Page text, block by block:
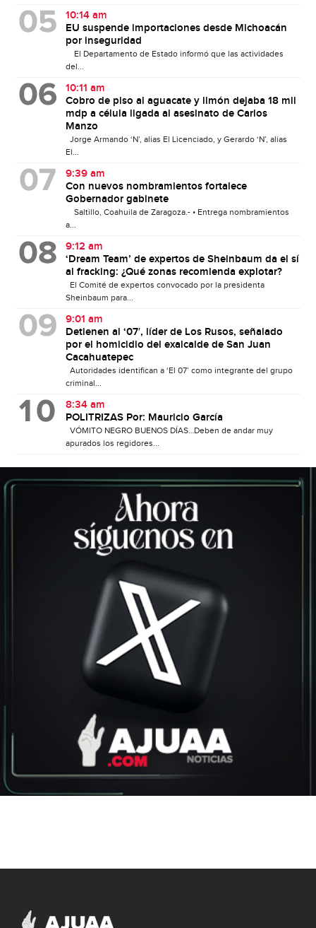
10:14 am
EU suspende importaciones desde Michoacán
por inseguridad
El Departamento de Estado informó que las actividades
del...
10:11 am
Cobro de piso al aguacate y limón dejaba 18 mil
mdp a célula ligada al asesinato de Carlos
Manzo
Jorge Armando ‘N’, alias El Licenciado, y Gerardo ‘N’, alias
El...
9:39 am
Con nuevos nombramientos fortalece
Gobernador gabinete
Saltillo, Coahuila de Zaragoza.- • Entrega nombramientos
a...
9:12 am
‘Dream Team’ de expertos de Sheinbaum da el sí
al fracking: ¿Qué zonas recomienda explotar?
El Comité de expertos convocado por la presidenta
Sheinbaum para...
9:01 am
Detienen al ‘07′, líder de Los Rusos, señalado
por el homicidio del exalcalde de San Juan
Cacahuatepec
Autoridades identifican a ‘El 07’ como integrante del grupo
criminal...
8:34 am
POLITRIZAS Por: Mauricio García
VÓMITO NEGRO BUENOS DÍAS…Deben de andar muy
apurados los regidores...